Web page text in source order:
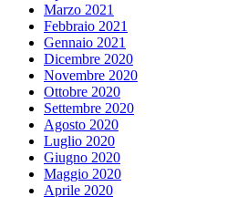
Marzo 2021
Febbraio 2021
Gennaio 2021
Dicembre 2020
Novembre 2020
Ottobre 2020
Settembre 2020
Agosto 2020
Luglio 2020
Giugno 2020
Maggio 2020
Aprile 2020